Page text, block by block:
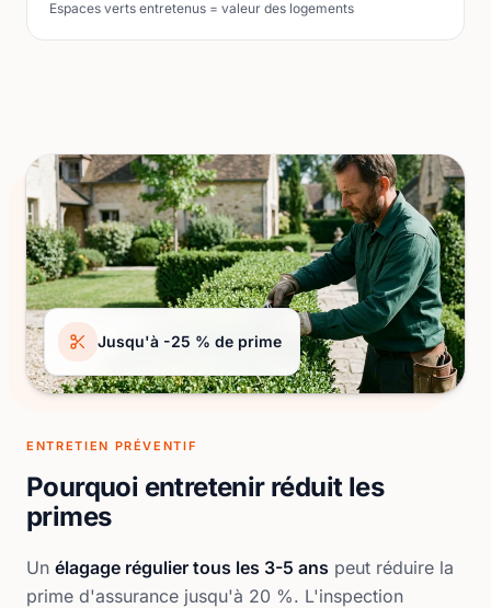
Espaces verts entretenus = valeur des logements
Jusqu'à -25 % de prime
ENTRETIEN PRÉVENTIF
Pourquoi entretenir réduit les
primes
Un élagage régulier tous les 3-5 ans peut réduire la
prime d'assurance jusqu'à 20 %. L'inspection